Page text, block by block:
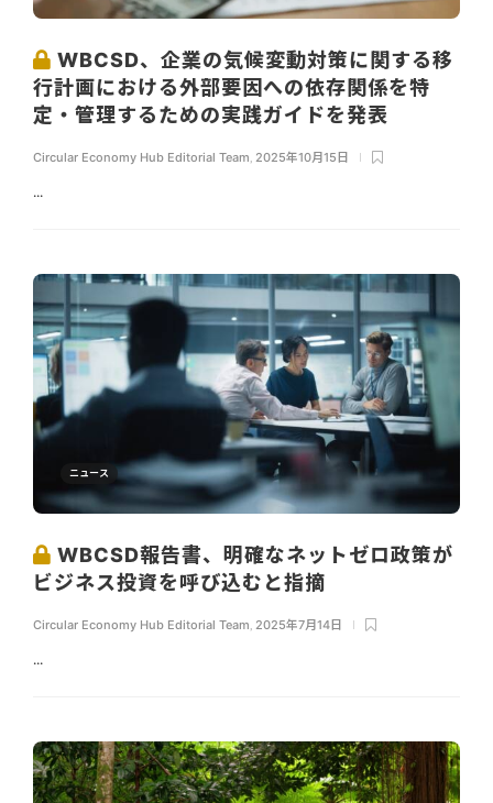
WBCSD、企業の気候変動対策に関する移
行計画における外部要因への依存関係を特
定・管理するための実践ガイドを発表
Circular Economy Hub Editorial Team 2025年10月15日
...
ニュース
WBCSD報告書、明確なネットゼロ政策が
ビジネス投資を呼び込むと指摘
Circular Economy Hub Editorial Team, 2025年7月14日
...